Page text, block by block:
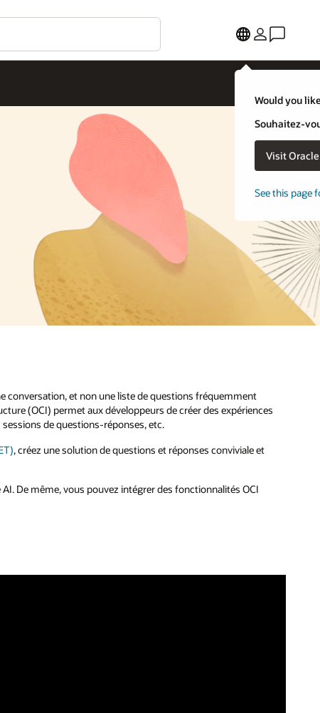
Would you
Souhaitez-
Visit
See this page
conversation, et non une liste de questions fréquemment
(OCI) permet aux développeurs de créer des expériences
de questions-réponses, etc.
, créez une solution de questions et réponses conviviale et
De même, vous pouvez intégrer des fonctionnalités OCI